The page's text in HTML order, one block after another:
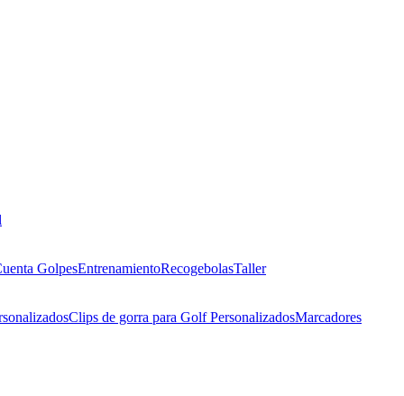
GolpesEntrenamientoRecogebolasTaller
Clips de gorra para Golf PersonalizadosMarcadores